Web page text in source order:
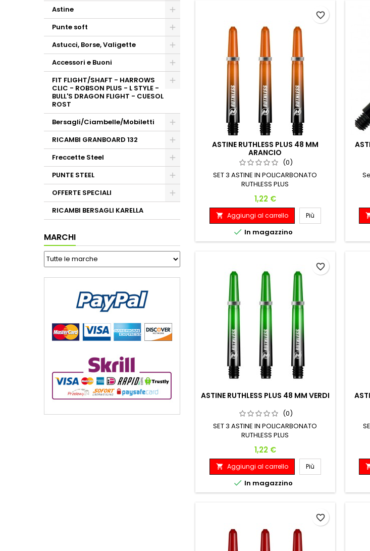
Astine
Punte soft
Astucci, Borse, Valigette
Accessori e Buoni
FIT FLIGHT/SHAFT - HARROWS
CLIC - ROBSON PLUS - L STYLE -
BULL'S DRAGON FLIGHT - CUESOL
ROST
Bersagli/Ciambelle/Mobiletti
RICAMBI GRANBOARD 132
Freccette Steel
PUNTE STEEL
OFFERTE SPECIALI
RICAMBI BERSAGLI KARELLA
MARCHI
ASTINE RUTHLESS PLUS 48 MM
ARANCIO
(0)
SET 3 ASTINE IN POLICARBONATO
RUTHLESS PLUS
Prezzo
1,22 €
 Aggiungi al carrello Più
 In magazzino
favorite_border
ASTINE RUTHLESS PLUS 48 MM VERDI
(0)
SET 3 ASTINE IN POLICARBONATO
RUTHLESS PLUS
Prezzo
1,22 €
 Aggiungi al carrello Più
 In magazzino
favorite_border
favorite_border